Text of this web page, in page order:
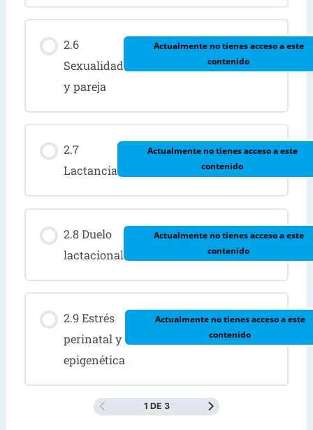
2.6
Sexualidad
y pareja
Actualmente no tienes acceso a este
contenido
2.7
Lactancia
Actualmente no tienes acceso a este
contenido
2.8 Duelo
lactacional
Actualmente no tienes acceso a este
contenido
2.9 Estrés
perinatal y
epigenética
Actualmente no tienes acceso a este
contenido
1 DE 3